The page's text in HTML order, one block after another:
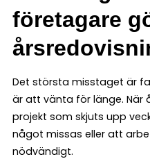
företagare
Det största misstaget är
är att vänta för länge. När
projekt som skjuts upp
något missas eller att
nödvändigt.